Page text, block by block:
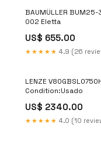
BAUMÜLLER
002 Eletta
US$ 655.00
★★★★★ 4.9 (26
LENZE
Condition:Usado
US$ 2340.00
★★★★★ 4.0 (10